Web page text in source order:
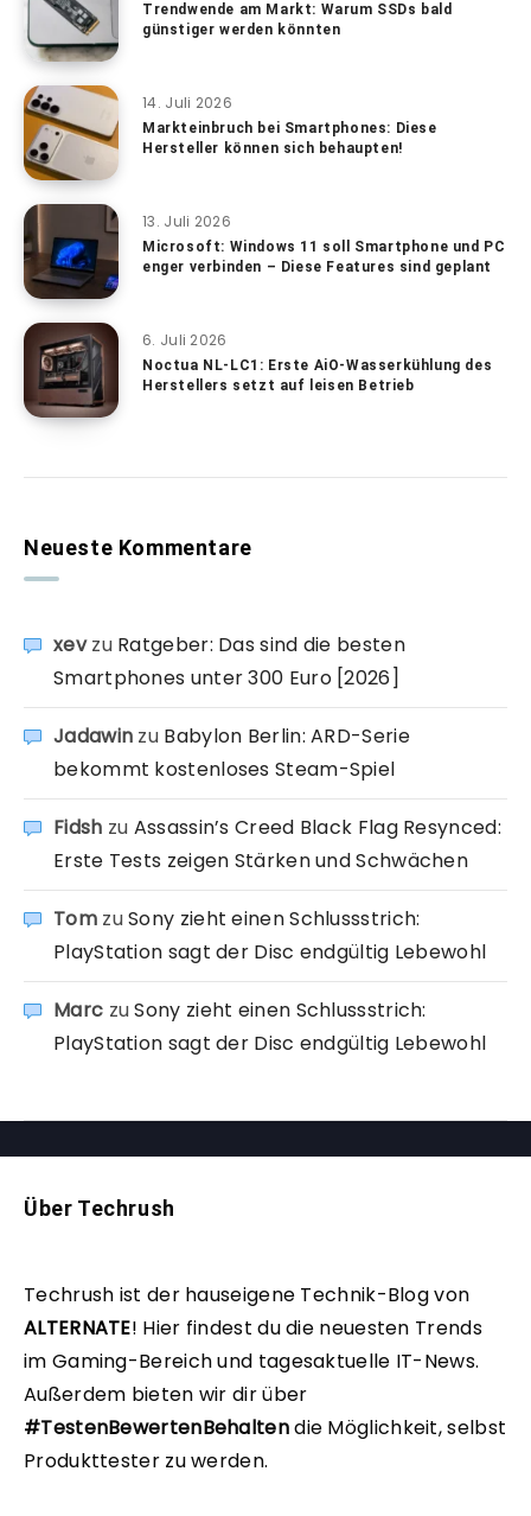
Trendwende am Markt: Warum SSDs bald
günstiger werden könnten
14. Juli 2026
Markteinbruch bei Smartphones: Diese
Hersteller können sich behaupten!
13. Juli 2026
Microsoft: Windows 11 soll Smartphone und PC
enger verbinden – Diese Features sind geplant
6. Juli 2026
Noctua NL-LC1: Erste AiO-Wasserkühlung des
Herstellers setzt auf leisen Betrieb
Neueste Kommentare
xevzu Ratgeber: Das sind die besten
Smartphones unter 300 Euro [2026]
Jadawin zu Babylon Berlin: ARD-Serie
bekommt kostenloses Steam-Spiel
Fidsh zu Assassin’s Creed Black Flag Resynced:
Erste Tests zeigen Stärken und Schwächen
TomzuSony zieht einen Schlussstrich:
PlayStation sagt der Disc endgültig Lebewohl
Marc zuSony zieht einen Schlussstrich:
PlayStation sagt der Disc endgültig Lebewohl
Über Techrush
Techrush ist der hauseigene Technik-Blog von
ALTERNATE! Hier findest du die neuesten Trends
im Gaming-Bereich und tagesaktuelle IT-News.
Außerdem bieten wir dir über
#TestenBewertenBehaltendie Möglichkeit, selbst
Produkttester zu werden.